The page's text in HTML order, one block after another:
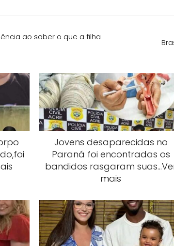
ao saber o que a filha
Jovens desaparecidas no
Paraná foi encontradas os
bandidos rasgaram
mais